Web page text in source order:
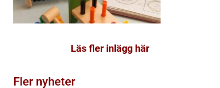
Läs fler inlägg här
Fler nyheter